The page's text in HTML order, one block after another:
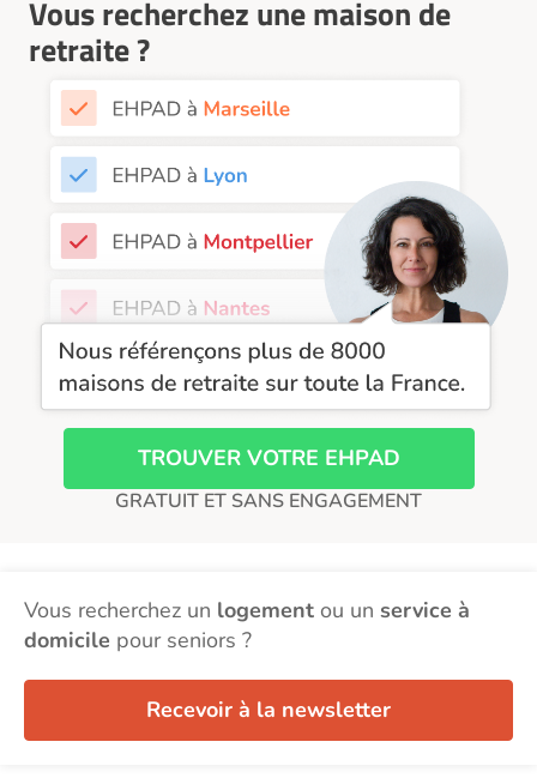
EHPAD Nice
EHPAD Paris
EHPAD Royan
EHPAD Toulouse
EHPAD Tours
EHPAD Troyes
Recherche par ville
Vous recherchez une maison de
retraite ?
TROUVER VOTRE EHPAD
GRATUIT ET SANS ENGAGEMENT
Vous recherchez un logement ou un service à
domicile pour seniors ?
Recevoir à la newsletter